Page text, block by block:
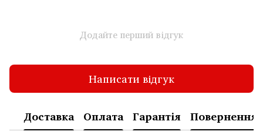
Додайте перший відгук
Написати відгук
Доставка Оплата Гарантія Повернення